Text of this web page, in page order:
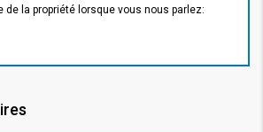
de la propriété lorsque vous nous parlez: